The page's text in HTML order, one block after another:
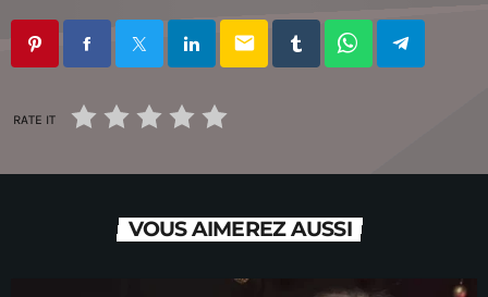
email
RATE IT
VOUS AIMEREZ AUSSI